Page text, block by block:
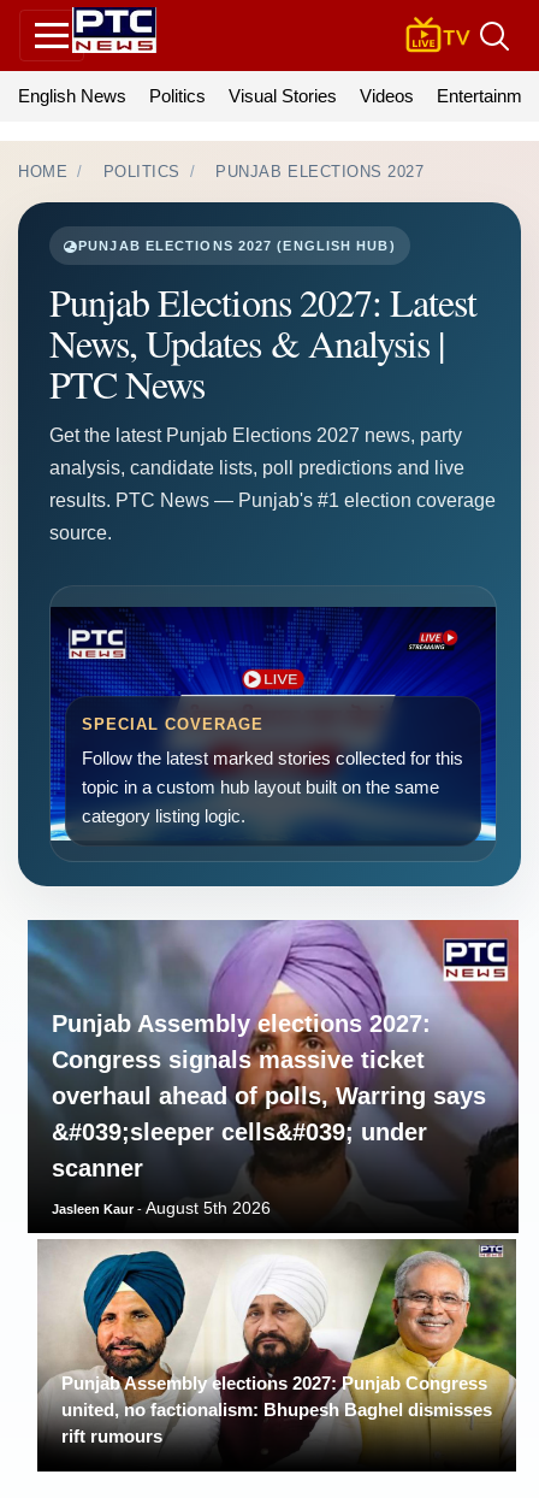
English News Politics Visual Stories Videos
HOME POLITICS PUNJAB ELECTIONS 2027
PUNJAB ELECTIONS 2027 (ENGLISH HUB)
Punjab Elections 2027: Latest
News, Updates & Analysis |
PTC News
Get the latest Punjab Elections 2027 news, party
analysis, candidate lists, poll predictions and live
results. PTC News — Punjab's #1 election coverage
source.
SPECIAL COVERAGE
Follow the latest marked stories collected for this
topic in a custom hub layout built on the same
category listing logic.
Punjab Assembly elections 2027:
Congress signals massive ticket
overhaul ahead of polls, Warring says
&#039;sleeper cells&#039; under
scanner
Jasleen Kaur - August 5th 2026
Punjab Assembly elections 2027: Punjab Congress
united, no factionalism: Bhupesh Baghel dismisses
rift rumours